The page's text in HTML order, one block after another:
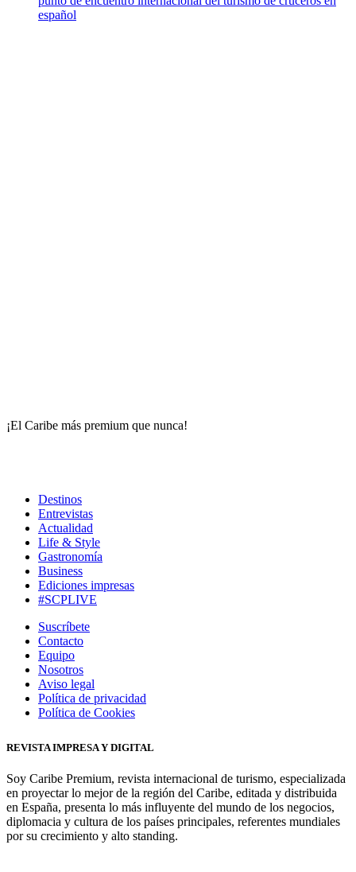
español
¡El Caribe más premium que nunca!
Destinos
Entrevistas
Actualidad
Life & Style
Gastronomía
Business
Ediciones impresas
#SCPLIVE
Suscríbete
Contacto
Equipo
Nosotros
Aviso legal
Política de privacidad
Política de Cookies
REVISTA IMPRESA Y DIGITAL
Soy Caribe Premium, revista internacional de turismo, especializada
en proyectar lo mejor de la región del Caribe, editada y distribuida
en España, presenta lo más influyente del mundo de los negocios,
diplomacia y cultura de los países principales, referentes mundiales
por su crecimiento y alto standing.